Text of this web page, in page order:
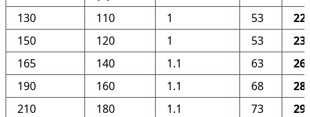
130 110 1 53
150
120 1 53
165
140 1.1 63
190
160 1.1 68
210
180 1.1 73